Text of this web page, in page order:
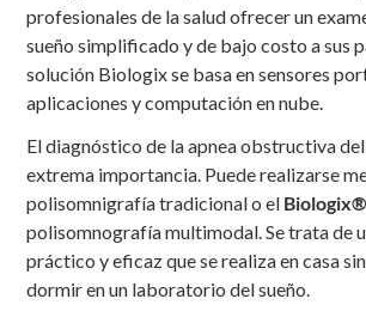
profesionales de la salud ofrecer un
sueño simplificado y de bajo costo a sus
solución Biologix se basa en sensores
aplicaciones y computación en nube.
El diagnóstico de la apnea obstructiva del
extrema importancia. Puede realizarse
polisomnigrafía tradicional o el
polisomnografía multimodal. Se trata de
práctico y eficaz que se realiza en casa
dormir en un laboratorio del sueño.